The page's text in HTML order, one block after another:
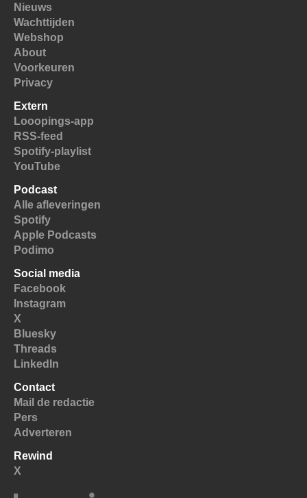
Nieuws
Wachttijden
Webshop
About
Voorkeuren
Privacy
Extern
Looopings-app
RSS-feed
Spotify-playlist
YouTube
Podcast
Alle afleveringen
Spotify
Apple Podcasts
Podimo
Social media
Facebook
Instagram
X
Bluesky
Threads
LinkedIn
Contact
Mail de redactie
Pers
Adverteren
Rewind
X